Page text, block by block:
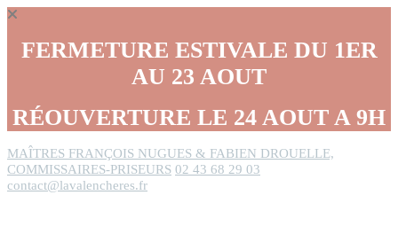
FERMETURE ESTIVALE DU 1ER
AU 23 AOUT
RÉOUVERTURE LE 24 AOUT A 9H
MAÎTRES FRANÇOIS NUGUES & FABIEN DROUELLE,
COMMISSAIRES-PRISEURS 02 43 68 29 03
contact@lavalencheres.fr
Panneau de gestion des cookies